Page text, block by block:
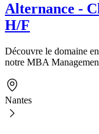
Alternance -
H/F
Découvre le domaine
notre MBA
Nantes